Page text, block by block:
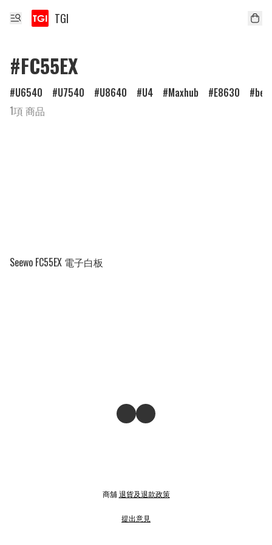
TGI
#FC55EX
U6540 U7540 U8640 U4 Maxhub E8630
1項 商品
Seewo FC55EX 電子白板
商舖退貨及退款政策
提出意見